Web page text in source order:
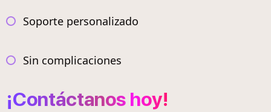
Soporte personalizado
Sin complicaciones
¡Contáctanos hoy!